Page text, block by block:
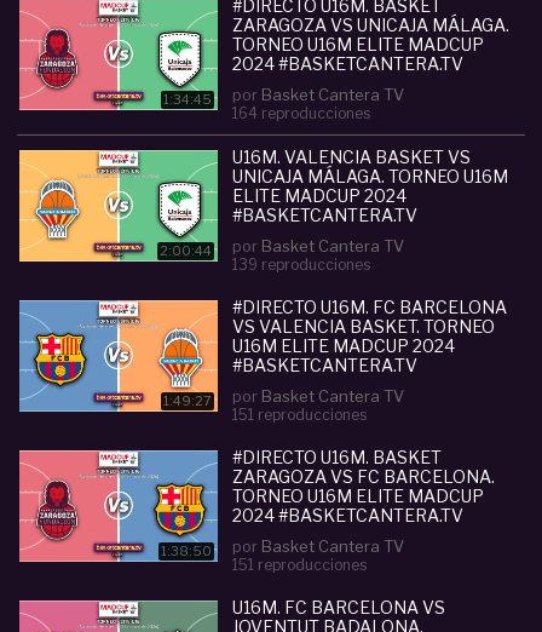
www.instagram.com/basketcantera/
Categoria :Cadete (U15-U16)
#directo #u16m #unicaja #m # aacute
torneo
basketcantera
# tv
1:34:45
#DIRECTO U16M. BASKET
ZARAGOZA VS UNICAJA MÁLAGA.
TORNEO U16M ELITE MADCUP
2024 #BASKETCANTERA.TV
por Basket Cantera TV
164 reproducciones
2:00:44
U16M. VALENCIA BASKET VS
UNICAJA MÁLAGA. TORNEO U16M
ELITE MADCUP 2024
#BASKETCANTERA.TV
por Basket Cantera TV
139 reproducciones
1:49:27
#DIRECTO U16M. FC BARCELONA
VS VALENCIA BASKET. TORNEO
U16M ELITE MADCUP 2024
#BASKETCANTERA.TV
por Basket Cantera TV
151 reproducciones
1:38:50
#DIRECTO U16M. BASKET
ZARAGOZA VS FC BARCELONA.
TORNEO U16M ELITE MADCUP
2024 #BASKETCANTERA.TV
por Basket Cantera TV
151 reproducciones
U16M. FC BARCELONA VS
JOVENTUT BADALONA.